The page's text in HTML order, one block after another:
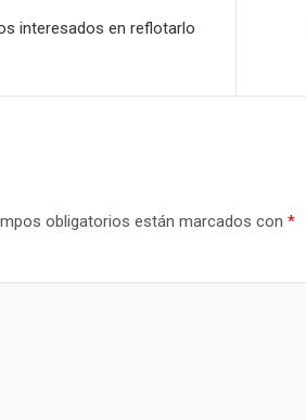
interesados en reflotarlo
obligatorios están marcados con *